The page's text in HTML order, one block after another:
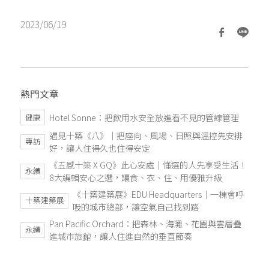
熱門文章
健康 Hotel Sonne：把飲用水安全放進看不見的管線管理
專訪
遇見十築《八》｜把座向、風場、日照與溫控先安排
好，讓人住得久也住得安定
永續
《五感十築 X GQ》此心安處｜懂選的人先享受生活！
8大編輯安心之選，讓食、衣、住、用優雅升級
十築建築展
《十築建築展》EDU Headquarters｜一棟會呼
吸的城市總部，讓空氣自己找到路
永續
Pan Pacific Orchard：把森林、海灘、花園與雲層疊
進城市旅館，讓人住進自然的垂直節奏
2023/06/19